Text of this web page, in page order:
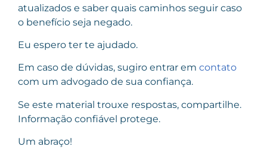
atualizados e saber quais caminhos seguir caso
o benefício seja negado.
Eu espero ter te ajudado.
Em caso de dúvidas, sugiro entrar em contato
com um advogado de sua confiança.
Se este material trouxe respostas, compartilhe.
Informação confiável protege.
Um abraço!